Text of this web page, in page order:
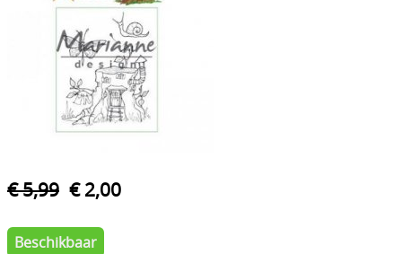
Kaarten maken - Scrapbook
Boetseren - Modelleren
Verf en Co°
Bullet Journalling
Haken - Vilt
Basis
€ 5,99 € 2,00
Beschikbaar